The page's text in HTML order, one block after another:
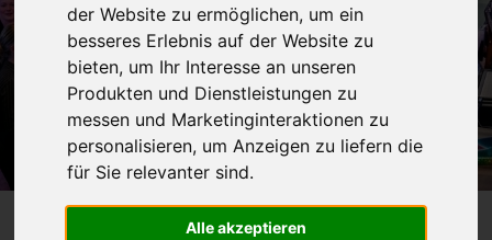
der Website zu ermöglichen, um ein
besseres Erlebnis auf der Website zu
bieten, um Ihr Interesse an unseren
Produkten und Dienstleistungen zu
messen und Marketinginteraktionen zu
personalisieren, um Anzeigen zu liefern die
für Sie relevanter sind.
Alle akzeptieren
Nächstes Event am Jeden Samstag